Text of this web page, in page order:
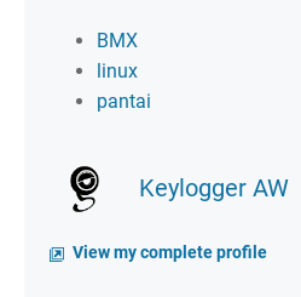
BMX
linux
pantai
Keylogger AW
View my complete profile